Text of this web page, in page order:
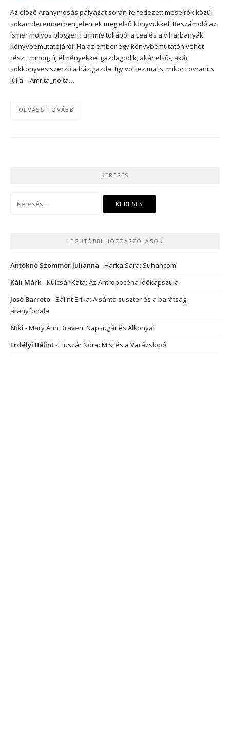
Az előző Aranymosás pályázat során felfedezett meseírók közül
sokan decemberben jelentek meg első könyvükkel. Beszámoló az
ismer molyos blogger, Fummie tollából a Lea és a viharbanyák
könyvbemutatójáról: Ha az ember egy könyvbemutatón vehet
részt, mindig új élményekkel gazdagodik, akár első-, akár
sokkönyves szerző a házigazda. Így volt ez ma is, mikor Lovranits
Júlia – Amrita_noita…
OLVASS TOVÁBB
KERESÉS
LEGUTÓBBI HOZZÁSZÓLÁSOK
Antókné Szommer Julianna -Harka Sára: Suhancom
Káli Márk-Kulcsár Kata: Az Antropocéna időkapszula
José Barreto-Bálint Erika: A sánta suszter és a barátság
aranyfonala
Niki -Mary Ann Draven: Napsugár és Alkonyat
Erdélyi Bálint-Huszár Nóra: Misi és a Varázslopó